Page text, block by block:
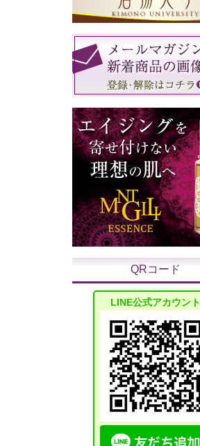
QRコード
LINE公式アカウント